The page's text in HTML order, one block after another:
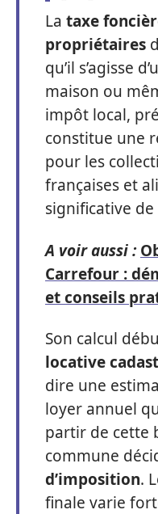
La taxe
propriétaires
qu’il s’agisse
maison ou
impôt local,
constitue une
pour les
françaises et
significative
A voir aussi :
Carrefour :
et conseils
Son calcul
locative
dire une
loyer annuel
partir de cette
commune
d’imposition.
finale varie